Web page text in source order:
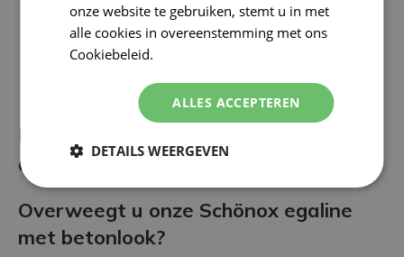
Betonlook Egaline als vloer
afwerking? De voor- en nadelen:
Overweegt u onze Schönox egaline
met betonlook?
onze website te gebruiken, stemt u in met
alle cookies in overeenstemming met ons
Cookiebeleid.
ALLES ACCEPTEREN
DETAILS WEERGEVEN